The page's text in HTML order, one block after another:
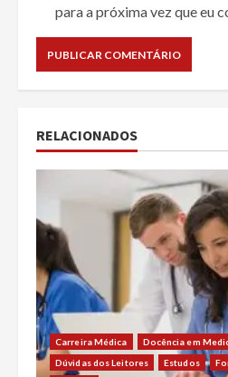
para a próxima vez que eu
RELACIONADOS
Carreira Médica
Docência em
Dúvidas dos Leitores
Estudos